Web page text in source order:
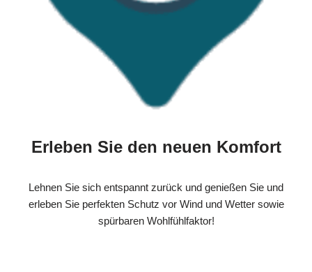
Erleben Sie den neuen Komfort
Lehnen Sie sich entspannt zurück und genießen Sie und
erleben Sie perfekten Schutz vor Wind und Wetter sowie
spürbaren Wohlfühlfaktor!